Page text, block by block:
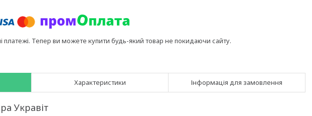
платежі. Тепер ви можете купити будь-який товар не покидаючи сайту.
Характеристики Інформація для замовлення
Укравіт